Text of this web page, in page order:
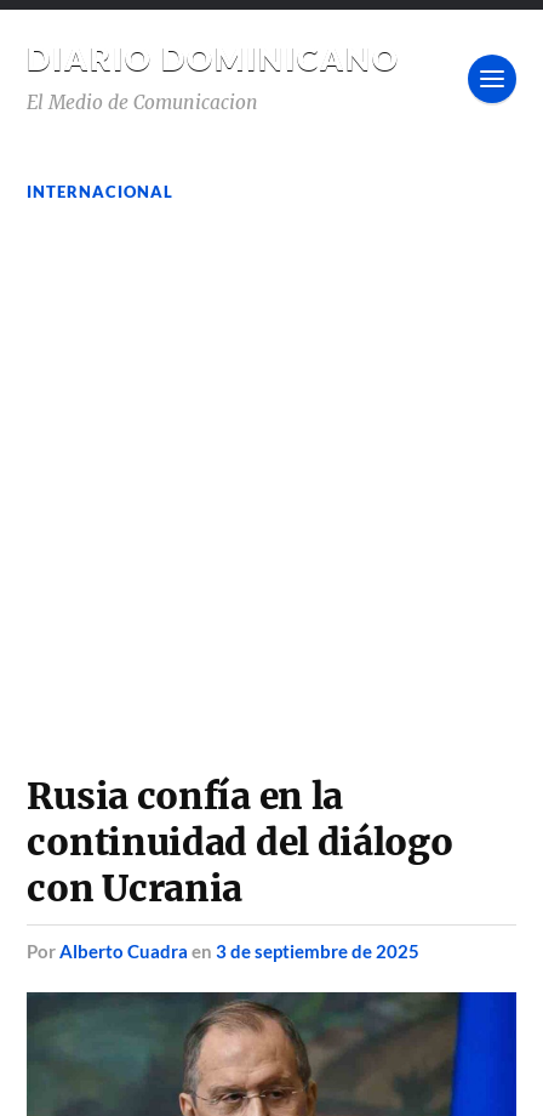
DIARIO DOMINICANO
El Medio de Comunicacion
INTERNACIONAL
Rusia confía en la
continuidad del diálogo
con Ucrania
porAlberto Cuadra en3 de septiembre de 2025